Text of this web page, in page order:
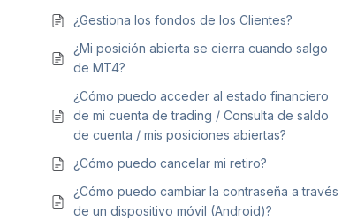
¿Gestiona los fondos de los Clientes?
¿Mi posición abierta se cierra cuando salgo
de MT4?
¿Cómo puedo acceder al estado financiero
de mi cuenta de trading / Consulta de saldo
de cuenta / mis posiciones abiertas?
¿Cómo puedo cancelar mi retiro?
¿Cómo puedo cambiar la contraseña a través
de un dispositivo móvil (Android)?